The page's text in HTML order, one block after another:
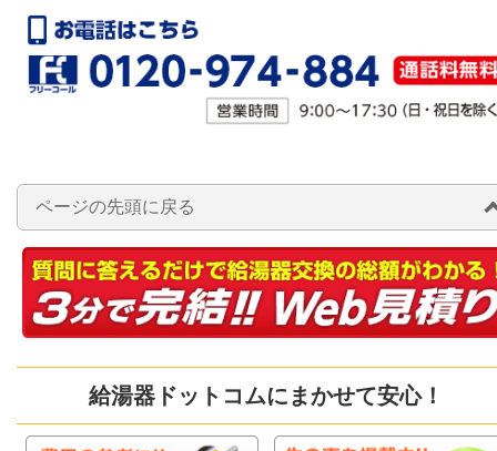
ページの先頭に戻る
給湯器ドットコムにまかせて安心！